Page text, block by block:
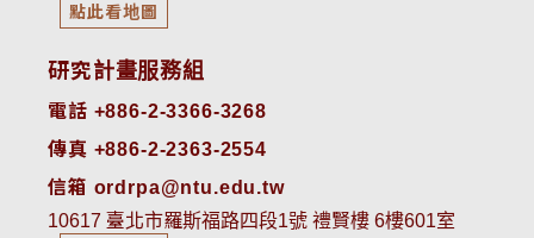
點此看地圖
研究計畫服務組
電話 +886-2-3366-3268
傳真 +886-2-2363-2554
信箱 ordrpa@ntu.edu.tw
10617 臺北市羅斯福路四段1號 禮賢樓 6樓601室